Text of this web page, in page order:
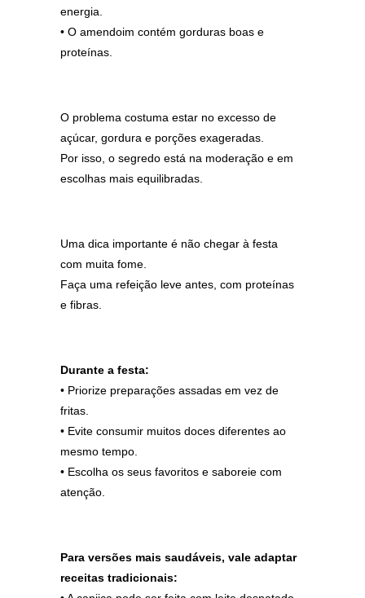
energia.
• O amendoim contém gorduras boas e
proteínas.
O problema costuma estar no excesso de
açúcar, gordura e porções exageradas.
Por isso, o segredo está na moderação e em
escolhas mais equilibradas.
Uma dica importante é não chegar à festa
com muita fome.
Faça uma refeição leve antes, com proteínas
e fibras.
Durante a festa:
• Priorize preparações assadas em vez de
fritas.
• Evite consumir muitos doces diferentes ao
mesmo tempo.
• Escolha os seus favoritos e saboreie com
atenção.
Para versões mais saudáveis, vale adaptar
receitas tradicionais: